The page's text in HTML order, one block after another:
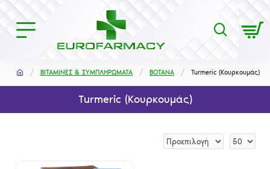
ΒΙΤΑΜΙΝΕΣ & ΣΥΜΠΛΗΡΩΜΑΤΑ ΒΟΤΑΝΑ Turmeric (Κουρκουμάς)
Turmeric (Κουρκουμάς)